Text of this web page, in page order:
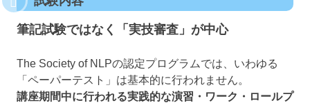
筆記試験ではなく「実技審査」が中心
The Society of NLPの認定プログラムでは、いわゆる
「ペーパーテスト」は基本的に行われません。
講座期間中に行われる実践的な演習・ワーク・ロールプ